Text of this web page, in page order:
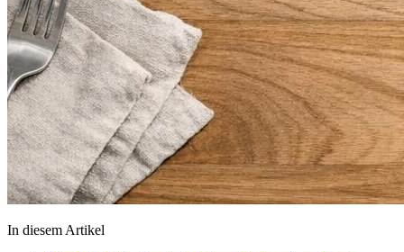
In diesem Artikel